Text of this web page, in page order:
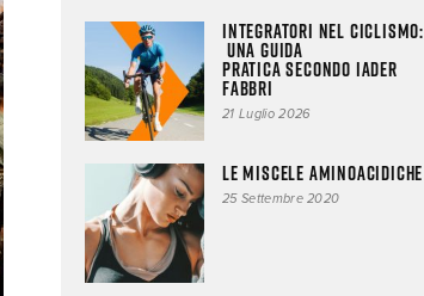
Integratori nel ciclismo:
una guida
pratica secondo Iader
Fabbri
21 Luglio 2026
LE MISCELE AMINOACIDICHE
25 Settembre 2020